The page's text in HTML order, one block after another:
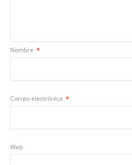
Nombre *
Correo electrónico *
Web